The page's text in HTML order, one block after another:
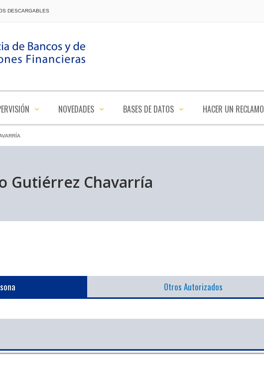
DESCARGABLES
NOVEDADES BASES DE DATOS HACER UN RECLAMO
Gutiérrez Chavarría
Otros Autorizados